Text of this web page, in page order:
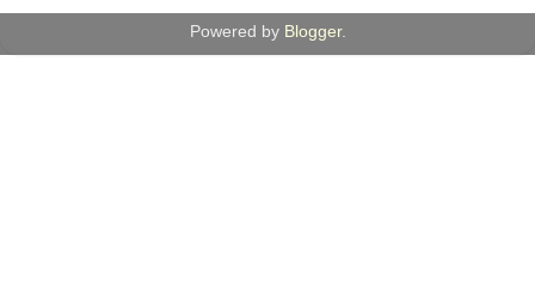
Powered by Blogger.